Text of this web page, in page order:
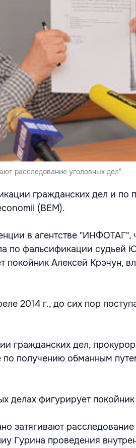
расследование уголовных дел".
гражданских дел и по
(BEM).
в агентстве "ИНФОТАГ",
по фальсификации судьей
покойник Алексей Крэчун,
2014 г., до сих пор
гражданских дел,
получению обманным
делах фигурирует
затягивают
Гурина проведения